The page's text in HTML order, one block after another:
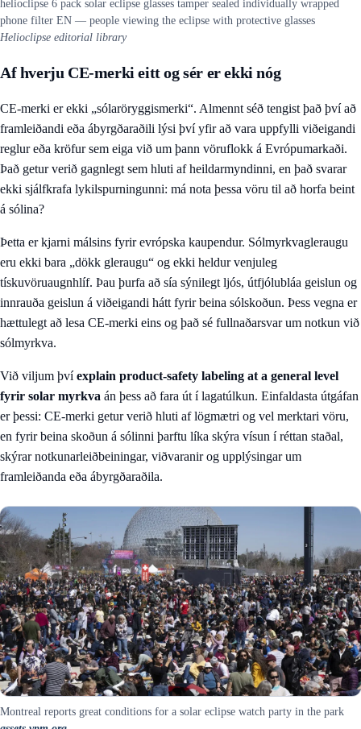
helioclipse 6 pack solar eclipse glasses tamper sealed individually wrapped
phone filter EN — people viewing the eclipse with protective glasses
Helioclipse editorial library
Af hverju CE-merki eitt og sér er ekki nóg
CE-merki er ekki „sólaröryggismerki“. Almennt séð tengist það því að
framleiðandi eða ábyrgðaraðili lýsi því yfir að vara uppfylli viðeigandi
reglur eða kröfur sem eiga við um þann vöruflokk á Evrópumarkaði.
Það getur verið gagnlegt sem hluti af heildarmyndinni, en það svarar
ekki sjálfkrafa lykilspurningunni: má nota þessa vöru til að horfa beint
á sólina?
Þetta er kjarni málsins fyrir evrópska kaupendur. Sólmyrkvagleraugu
eru ekki bara „dökk gleraugu“ og ekki heldur venjuleg
tískuvöruaugnhlíf. Þau þurfa að sía sýnilegt ljós, útfjólubláa geislun og
innrauða geislun á viðeigandi hátt fyrir beina sólskoðun. Þess vegna er
hættulegt að lesa CE-merki eins og það sé fullnaðarsvar um notkun við
sólmyrkva.
Við viljum þvíexplain product-safety labeling at a general level
fyrir solar myrkva án þess að fara út í lagatúlkun. Einfaldasta útgáfan
er þessi: CE-merki getur verið hluti af lögmætri og vel merktari vöru,
en fyrir beina skoðun á sólinni þarftu líka skýra vísun í réttan staðal,
skýrar notkunarleiðbeiningar, viðvaranir og upplýsingar um
framleiðanda eða ábyrgðaraðila.
Montreal reports great conditions for a solar eclipse watch party in the park